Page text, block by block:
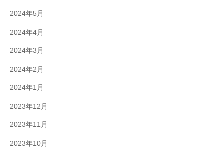
2024年5月
2024年4月
2024年3月
2024年2月
2024年1月
2023年12月
2023年11月
2023年10月